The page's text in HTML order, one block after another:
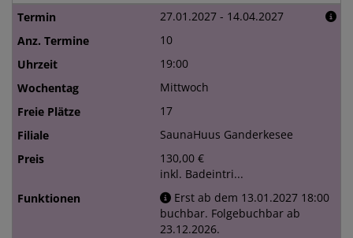
27.01.2027 - 14.04.2027
10
19:00
Mittwoch
17
SaunaHuus Ganderkesee
130,00 €
inkl. Badeintri...
Erst ab dem 13.01.2027 18:00
buchbar. Folgebuchbar ab
23.12.2026.